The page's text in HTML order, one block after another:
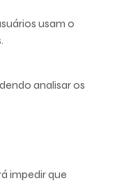
usam o
analisar os
impedir que